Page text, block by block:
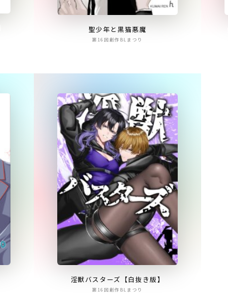
聖少年と黒猫悪魔
第16回創作BLまつり
淫獣バスターズ【白抜き版】
第16回創作BLまつり